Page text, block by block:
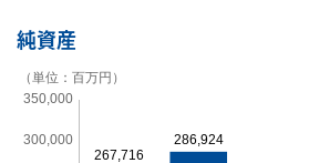
純資産